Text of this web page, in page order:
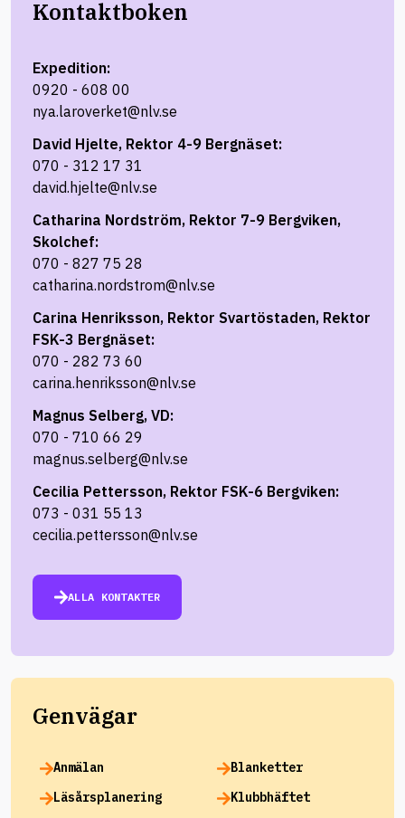
Kontaktboken
Expedition:
0920 - 608 00
nya.laroverket@nlv.se
David Hjelte, Rektor 4-9 Bergnäset:
070 - 312 17 31
david.hjelte@nlv.se
Catharina Nordström, Rektor 7-9 Bergviken,
Skolchef:
070 - 827 75 28
catharina.nordstrom@nlv.se
Carina Henriksson, Rektor Svartöstaden, Rektor
FSK-3 Bergnäset:
070 - 282 73 60
carina.henriksson@nlv.se
Magnus Selberg, VD:
070 - 710 66 29
magnus.selberg@nlv.se
Cecilia Pettersson, Rektor FSK-6 Bergviken:
073 - 031 55 13
cecilia.pettersson@nlv.se
ALLA KONTAKTER
Genvägar
Anmälan
Blanketter
Läsårsplanering
Klubbhäftet